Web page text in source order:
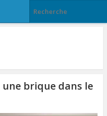
brique dans le